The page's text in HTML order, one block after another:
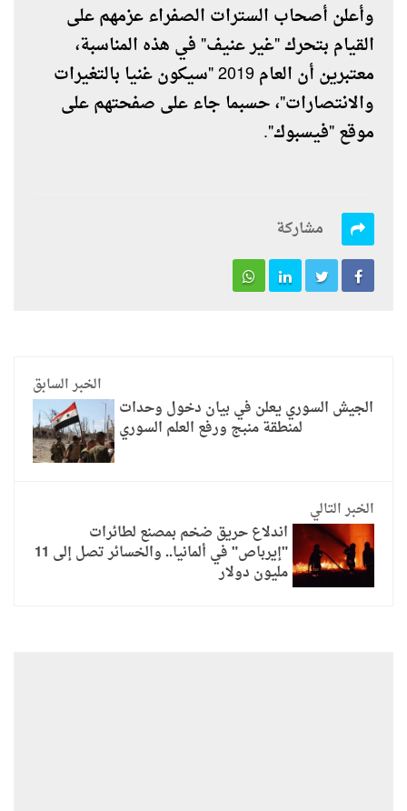
وأعلن أصحاب السترات الصفراء عزمهم على
القيام بتحرك "غير عنيف" في هذه المناسبة،
معتبرين أن العام 2019 "سيكون غنيا بالتغيرات
والانتصارات"، حسبما جاء على صفحتهم على
موقع "فيسبوك".
مشاركة
الخبر السابق
الجيش السوري يعلن في بيان دخول وحدات
لمنطقة منبج ورفع العلم السوري
الخبر التالي
اندلاع حريق ضخم بمصنع لطائرات
"إيرباص" في ألمانيا.. والخسائر تصل إلى 11
مليون دولار